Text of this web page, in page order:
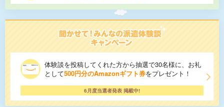
体験談を投稿してくれた方から抽選で30名様に、お礼
として500円分のAmazonギフト券をプレゼント！
6月度当選者発表 掲載中!